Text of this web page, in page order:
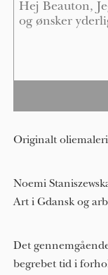
Originalt oliemaleri
Noemi
Art i Gdansk og
Det
begrebet tid i